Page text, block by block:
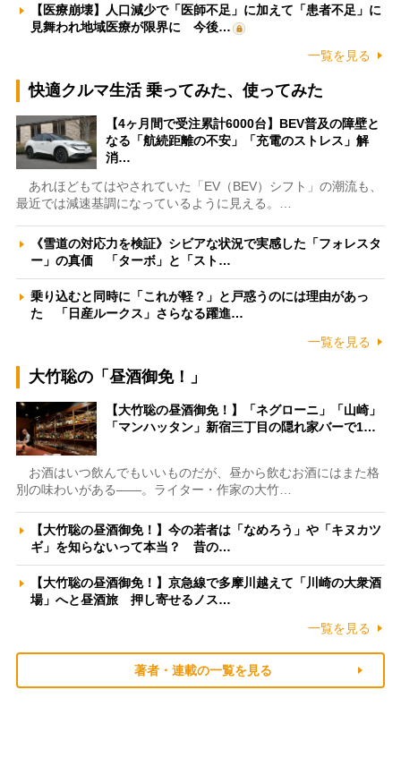
【医療崩壊】人口減少で「医師不足」に加えて「患者不足」に
見舞われ地域医療が限界に 今後…
一覧を見る
快適クルマ生活 乗ってみた、使ってみた
【4ヶ月間で受注累計6000台】BEV普及の障壁と
なる「航続距離の不安」「充電のストレス」解
消…
あれほどもてはやされていた「EV（BEV）シフト」の潮流も、
最近では減速基調になっているように見える。…
《雪道の対応力を検証》シビアな状況で実感した「フォレスタ
ー」の真価 「ターボ」と「スト…
乗り込むと同時に「これが軽？」と戸惑うのには理由があっ
た 「日産ルークス」さらなる躍進…
一覧を見る
大竹聡の「昼酒御免！」
【大竹聡の昼酒御免！】「ネグローニ」「山崎」
「マンハッタン」新宿三丁目の隠れ家バーで1…
お酒はいつ飲んでもいいものだが、昼から飲むお酒にはまた格
別の味わいがある――。ライター・作家の大竹…
【大竹聡の昼酒御免！】今の若者は「なめろう」や「キヌカツ
ギ」を知らないって本当？ 昔の…
【大竹聡の昼酒御免！】京急線で多摩川越えて「川崎の大衆酒
場」へと昼酒旅 押し寄せるノス…
一覧を見る
著者・連載の一覧を見る